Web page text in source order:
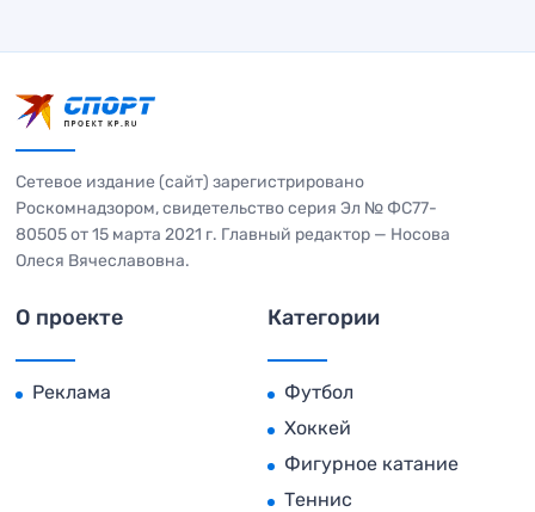
Сетевое издание (сайт) зарегистрировано
Роскомнадзором, свидетельство серия Эл № ФС77-
80505 от 15 марта 2021 г. Главный редактор — Носова
Олеся Вячеславовна.
О проекте
Реклама
Категории
Футбол
Хоккей
Фигурное катание
Теннис